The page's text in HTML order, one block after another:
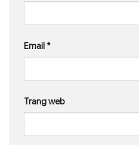
Email *
Trang web